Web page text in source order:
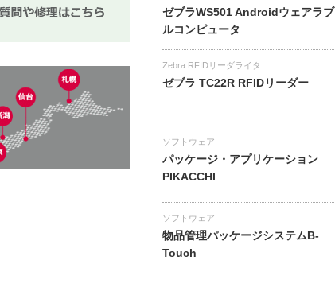
ゼブラWS501 Androidウェアラブ
ルコンピュータ
Zebra RFIDリーダライタ
ゼブラ TC22R RFIDリーダー
ソフトウェア
パッケージ・アプリケーション
PIKACCHI
ソフトウェア
物品管理パッケージシステムB-
Touch